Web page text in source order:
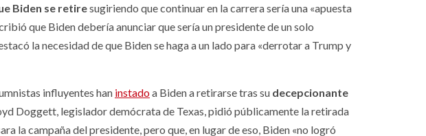
Biden se retiresugiriendo que continuar en la carrera sería una «apuesta
que Biden debería anunciar que sería un presidente de un solo
la necesidad de que Biden se haga a un lado para «derrotar a Trump y
influyentes han instadoa Biden a retirarse tras su decepcionante
Doggett, legislador demócrata de Texas, pidió públicamente la retirada
la campaña del presidente, pero que, en lugar de eso, Biden «no logró